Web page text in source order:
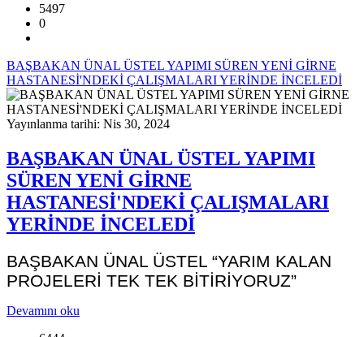
5497
0
BAŞBAKAN ÜNAL ÜSTEL YAPIMI SÜREN YENİ GİRNE
HASTANESİ'NDEKİ ÇALIŞMALARI YERİNDE İNCELEDİ
Yayınlanma tarihi: Nis 30, 2024
BAŞBAKAN ÜNAL ÜSTEL YAPIMI
SÜREN YENİ GİRNE
HASTANESİ'NDEKİ ÇALIŞMALARI
YERİNDE İNCELEDİ
BAŞBAKAN ÜNAL ÜSTEL “YARIM KALAN
PROJELERİ TEK TEK BİTİRİYORUZ”
Devamını oku